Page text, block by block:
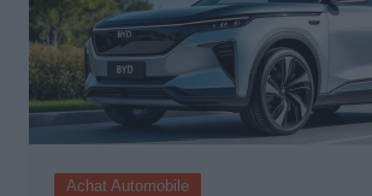
Achat Automobile